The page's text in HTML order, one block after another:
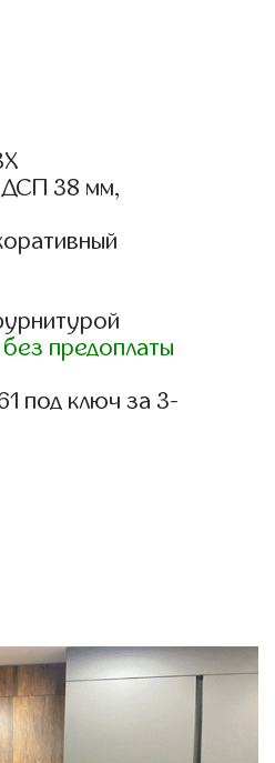
ДСП 38 мм,
предоплаты
под ключ за 3-